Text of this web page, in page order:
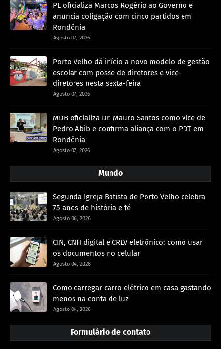
PL oficializa Marcos Rogério ao Governo e
anuncia coligação com cinco partidos em
Rondônia
Agosto 07, 2026
Porto Velho dá início a novo modelo de gestão
escolar com posse de diretores e vice-
diretores nesta sexta-feira
Agosto 07, 2026
MDB oficializa Dr. Mauro Santos como vice de
Pedro Abib e confirma aliança com o PDT em
Rondônia
Agosto 07, 2026
Mundo
Segunda Igreja Batista de Porto Velho celebra
75 anos de história e fé
Agosto 06, 2026
CIN, CNH digital e CRLV eletrônico: como usar
os documentos no celular
Agosto 04, 2026
Como carregar carro elétrico em casa gastando
menos na conta de luz
Agosto 04, 2026
Formulário de contato